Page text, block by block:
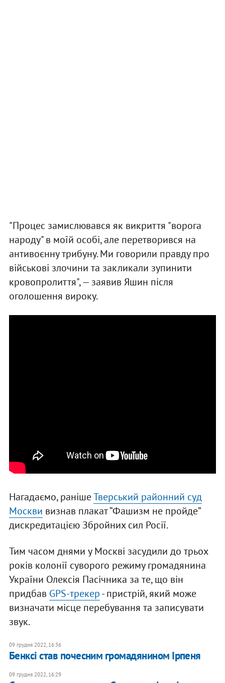
"Процес замислювався як викриття "ворога
народу" в моїй особі, але перетворився на
антивоєнну трибуну. Ми говорили правду про
військові злочини та закликали зупинити
кровопролиття", — заявив Яшин після
оголошення вироку.
Нагадаємо, ранішеТверський районний суд
Москви визнав плакат “Фашизм не пройде”
дискредитацією Збройних сил Росії.
Тим часом днями у Москві засудили до трьох
років колонії суворого режиму громадянина
України Олексія Пасічника за те, що він
придбав GPS-трекер- пристрій, який може
визначати місце перебування та записувати
звук.
09 грудня 2022, 16:36
Бенксі став почесним громадянином Ірпеня
09 грудня 2022, 16:29